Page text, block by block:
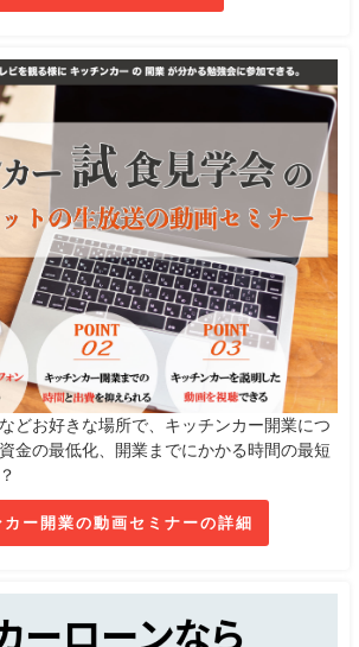
どお好きな場所で、キッチンカー開業につ
金の最低化、開業までにかかる時間の最短
カー開業の動画セミナーの詳細